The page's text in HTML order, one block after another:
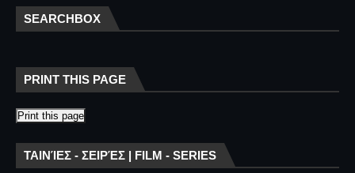
SEARCHBOX
PRINT THIS PAGE
Print this page
ΤΑΙΝΊΕΣ - ΣΕΙΡΈΣ | FILM - SERIES